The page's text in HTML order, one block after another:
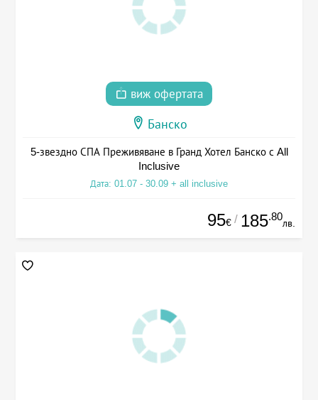
виж офертата
Банско
5-звездно СПА Преживяване в Гранд Хотел Банско с All
Inclusive
Дата: 01.07 - 30.09 + all inclusive
95€ / 185.80
лв.